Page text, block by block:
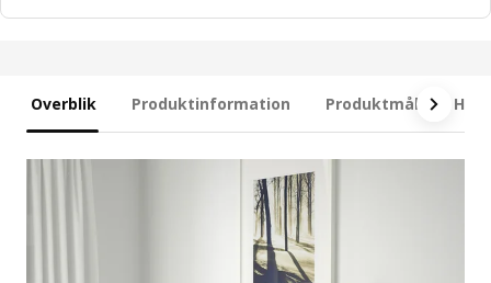
Overblik Produktinformation Produktmål